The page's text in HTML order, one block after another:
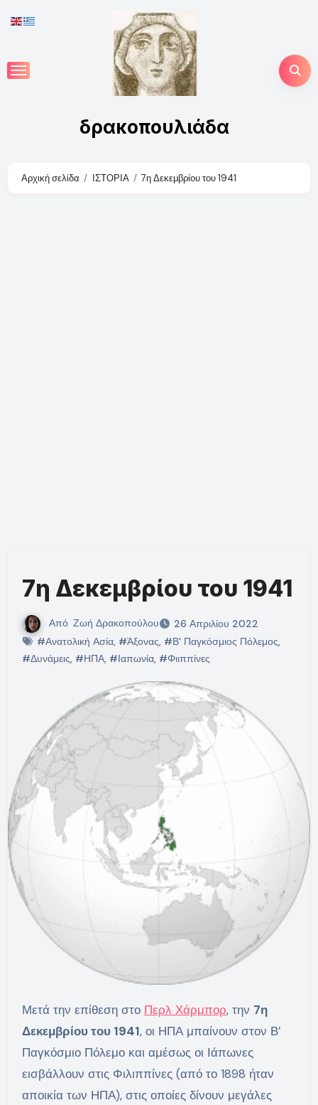
to
δρακοπουλιάδα
Αρχική σελίδα ΙΣΤΟΡΙΑ 7η Δεκεμβρίου του 1941
7η Δεκεμβρίου του 1941
Από Ζωή Δρακοπούλου
26 Απριλίου 2022
#Ανατολική Ασία, #Άξονας, #Β' Παγκόσμιος Πόλεμος,
#Δυνάμεις, #ΗΠΑ, #Ιαπωνία, #Φιιππίνες
Μετά την επίθεση στο Περλ Χάρμπορ, την 7η
Δεκεμβρίου του 1941, οι ΗΠΑ μπαίνουν στον Β’
Παγκόσμιο Πόλεμο και αμέσως οι Ιάπωνες
εισβάλλουν στις Φιλιππίνες (από το 1898 ήταν
αποικία των ΗΠΑ), στις οποίες δίνουν μεγάλες